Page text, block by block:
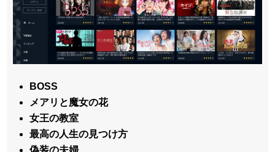
BOSS
メアリと魔女の花
女王の教室
最高の人生の見つけ方
偽装の夫婦